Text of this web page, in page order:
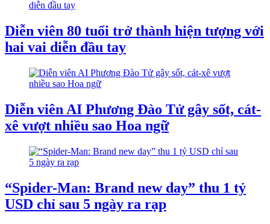
Diễn viên 80 tuổi trở thành hiện tượng với
hai vai diễn đầu tay
Diễn viên AI Phương Đào Tử gây sốt, cát-
xê vượt nhiều sao Hoa ngữ
“Spider-Man: Brand new day” thu 1 tỷ
USD chỉ sau 5 ngày ra rạp